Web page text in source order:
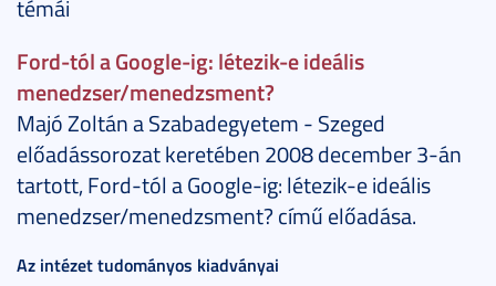
témái
Ford-tól a Google-ig: létezik-e ideális
menedzser/menedzsment?
Majó Zoltán a Szabadegyetem - Szeged
előadássorozat keretében 2008 december 3-án
tartott, Ford-tól a Google-ig: létezik-e ideális
menedzser/menedzsment? című előadása.
Az intézet tudományos kiadványai